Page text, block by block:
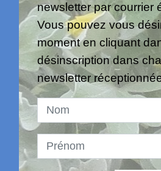
newsletter par courrier
Vous pouvez vous
moment en cliquant
désinscription dans
newsletter